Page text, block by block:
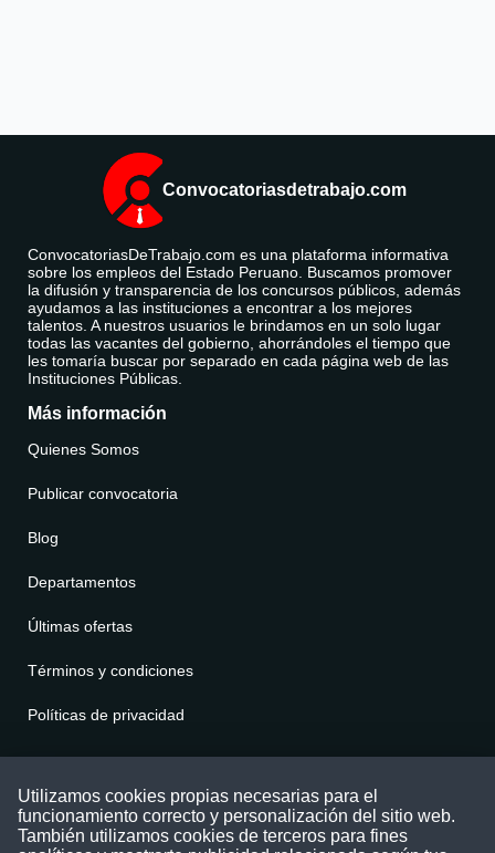
Convocatoriasdetrabajo.com
ConvocatoriasDeTrabajo.com es una plataforma informativa
sobre los empleos del Estado Peruano. Buscamos promover
la difusión y transparencia de los concursos públicos, además
ayudamos a las instituciones a encontrar a los mejores
talentos. A nuestros usuarios le brindamos en un solo lugar
todas las vacantes del gobierno, ahorrándoles el tiempo que
les tomaría buscar por separado en cada página web de las
Instituciones Públicas.
Más información
Quienes Somos
Publicar convocatoria
Blog
Departamentos
Últimas ofertas
Términos y condiciones
Políticas de privacidad
Puede comunicarse con nosotros a través
nuestras redes sociales o del correo:
Utilizamos cookies propias necesarias para el
funcionamiento correcto y personalización del sitio web.
También utilizamos cookies de terceros para fines